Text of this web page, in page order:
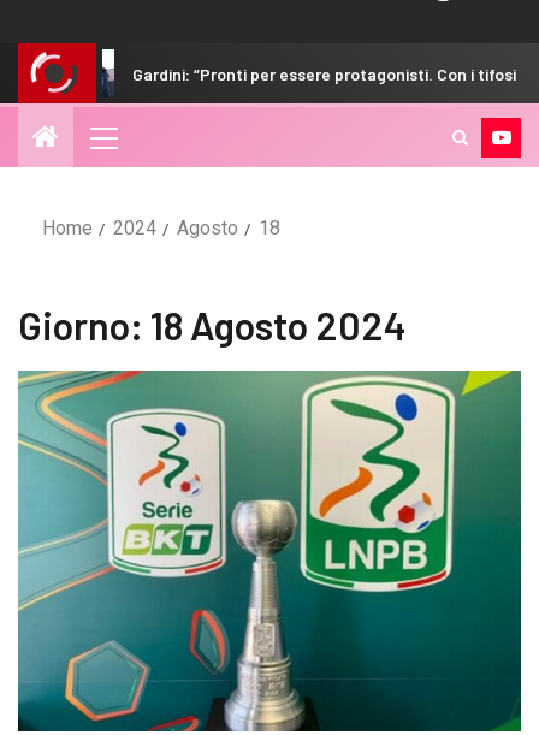
“Pronti per essere protagonisti. Con i tifosi nulla è impossibile”
Home 2024 Agosto 18
Giorno: 18 Agosto 2024